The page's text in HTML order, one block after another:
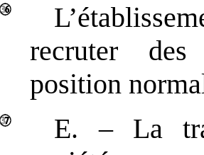
recruter
position
E. – La